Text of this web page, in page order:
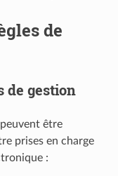
de
de gestion
être
prises en charge
: